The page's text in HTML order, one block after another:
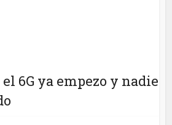
6G ya empezo y nadie